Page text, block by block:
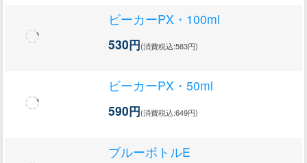
ビーカーPX・100ml
530円(消費税込:583円)
ビーカーPX・50ml
590円(消費税込:649円)
ブルーボトルE